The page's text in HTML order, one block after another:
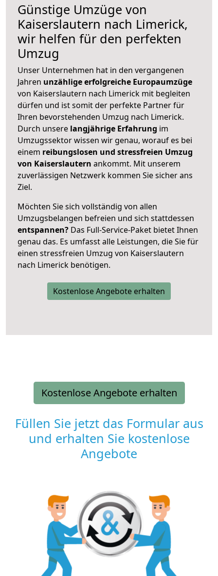
Günstige Umzüge von
Kaiserslautern nach Limerick,
wir helfen für den perfekten
Umzug
Unser Unternehmen hat in den vergangenen
Jahren unzählige erfolgreiche Europaumzüge
von Kaiserslautern nach Limerick mit begleiten
dürfen und ist somit der perfekte Partner für
Ihren bevorstehenden Umzug nach Limerick.
Durch unsere langjährige Erfahrung im
Umzugssektor wissen wir genau, worauf es bei
einem reibungslosen und stressfreien Umzug
von Kaiserslautern ankommt. Mit unserem
zuverlässigen Netzwerk kommen Sie sicher ans
Ziel.
Möchten Sie sich vollständig von allen
Umzugsbelangen befreien und sich stattdessen
entspannen? Das Full-Service-Paket bietet Ihnen
genau das. Es umfasst alle Leistungen, die Sie für
einen stressfreien Umzug von Kaiserslautern
nach Limerick benötigen.
Kostenlose Angebote erhalten
Kostenlose Angebote erhalten
Füllen Sie jetzt das Formular aus
und erhalten Sie kostenlose
Angebote